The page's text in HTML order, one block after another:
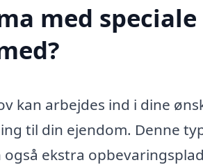
med
kan arbejdes ind i dine
til din ejendom. Denne
ekstra